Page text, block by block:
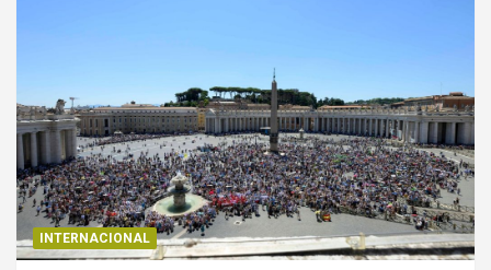
INTERNACIONAL